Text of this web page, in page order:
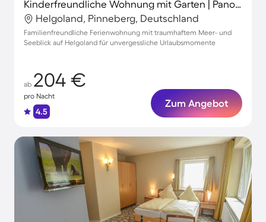
Kinderfreundliche Wohnung mit Garten | Panoramablick | Neben dem Strand | Perfekt für die Arbeit von Zuhause
Helgoland, Pinneberg, Deutschland
Familienfreundliche Ferienwohnung mit traumhaftem Meer- und
Seeblick auf Helgoland für unvergessliche Urlaubsmomente
ab 204 €
pro Nacht
4.5
Zum Angebot